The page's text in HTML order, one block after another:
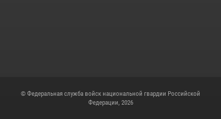
© Федеральная служба войск национальной гвардии Российской
Федерации, 2026